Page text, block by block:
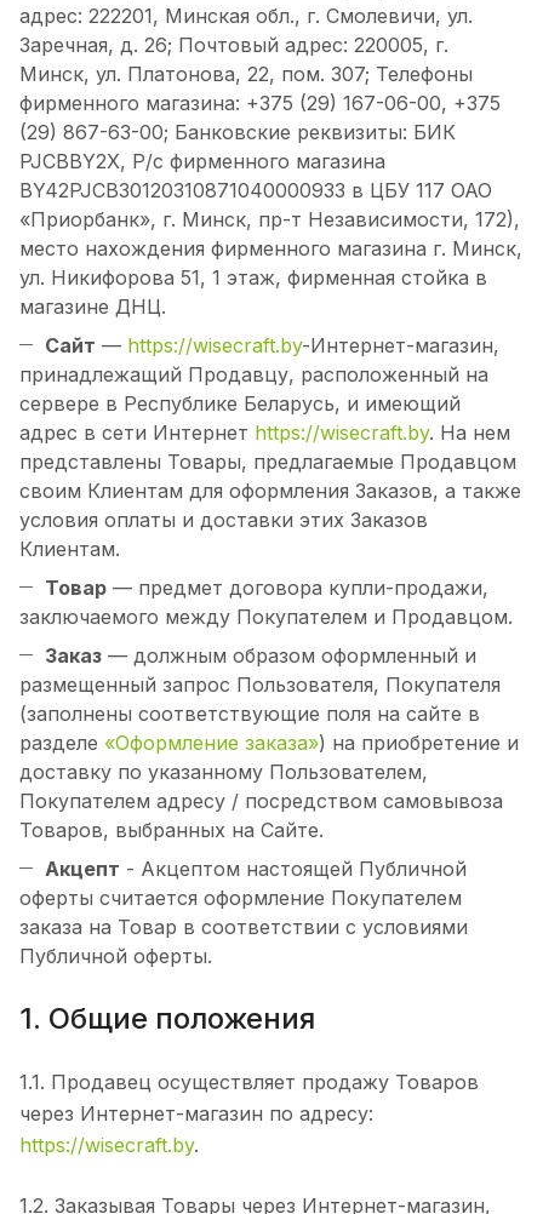
адрес: 222201, Минская обл., г. Смолевичи, ул.
Заречная, д. 26; Почтовый адрес: 220005, г.
Минск, ул. Платонова, 22, пом. 307; Телефоны
фирменного магазина: +375 (29) 167-06-00, +375
(29) 867-63-00; Банковские реквизиты: БИК
PJCBBY2X, Р/с фирменного магазина
BY42PJCB30120310871040000933 в ЦБУ 117 ОАО
«Приорбанк», г. Минск, пр-т Независимости, 172),
место нахождения фирменного магазина г. Минск,
ул. Никифорова 51, 1 этаж, фирменная стойка в
магазине ДНЦ.
Сайт — https://wisecraft.by-Интернет-магазин,
принадлежащий Продавцу, расположенный на
сервере в Республике Беларусь, и имеющий
адрес в сети Интернет https://wisecraft.by. На нем
представлены Товары, предлагаемые Продавцом
своим Клиентам для оформления Заказов, а также
условия оплаты и доставки этих Заказов
Клиентам.
Товар — предмет договора купли-продажи,
заключаемого между Покупателем и Продавцом.
Заказ — должным образом оформленный и
размещенный запрос Пользователя, Покупателя
(заполнены соответствующие поля на сайте в
разделе «Оформление заказа») на приобретение и
доставку по указанному Пользователем,
Покупателем адресу / посредством самовывоза
Товаров, выбранных на Сайте.
Акцепт - Акцептом настоящей Публичной
оферты считается оформление Покупателем
заказа на Товар в соответствии с условиями
Публичной оферты.
1. Общие положения
1.1. Продавец осуществляет продажу Товаров
через Интернет-магазин по адресу:
https://wisecraft.by.
1.2. Заказывая Товары через Интернет-магазин,